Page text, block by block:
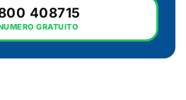
408715
GRATUITO